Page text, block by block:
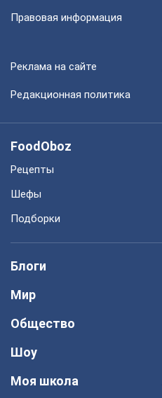
Правовая информация
Реклама на сайте
Редакционная политика
FoodOboz
Рецепты
Шефы
Подборки
Блоги
Мир
Общество
Шоу
Моя школа